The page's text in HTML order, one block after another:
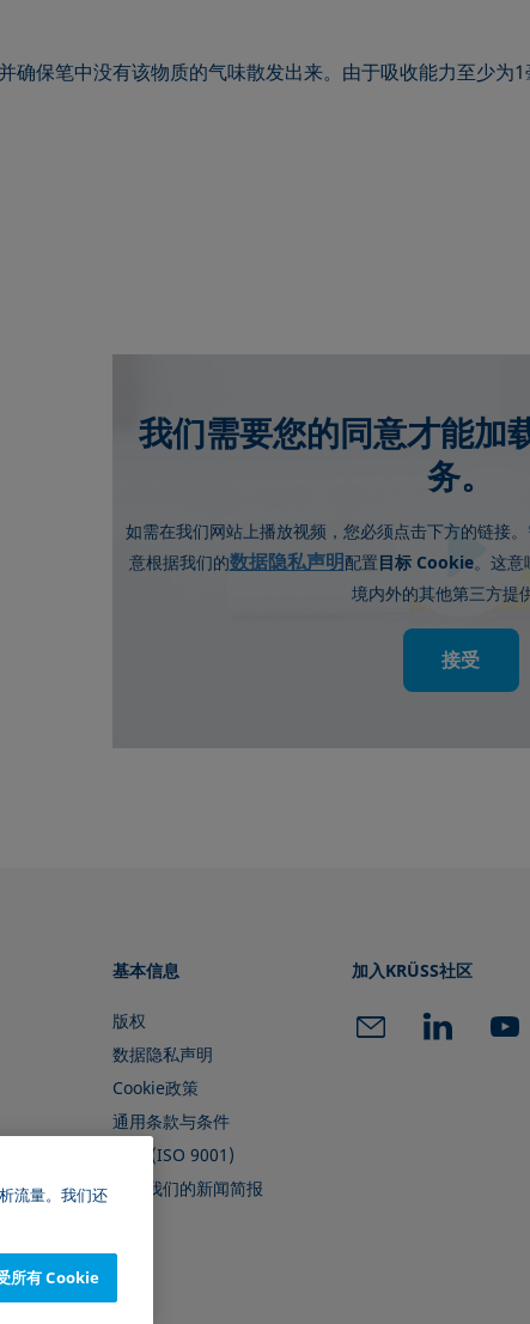
确保笔中没有该物质的气味散发出来。由于吸收能力至少为
我们需要您的同意才能加
务。
如需在我们网站上播放视频，您必须点击下方的链接
意根据我们的数据隐私声明配置 目标Cookie。这意
境内外的其他第三方提
接受
基本信息
版权
数据隐私声明
Cookie政策
通用条款与条件
证书 (ISO 9001)
订阅我们的新闻简报
加入KRÜSS社区
流量。我们还
所有 Cookie